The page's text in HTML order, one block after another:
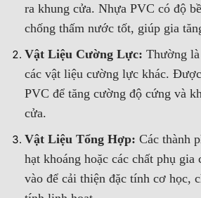
ra khung cửa. Nhựa PVC có độ
chống thấm nước tốt, giúp gia
Vật Liệu Cường Lực: Thường
các vật liệu cường lực khác.
PVC để tăng cường độ cứng và
cửa.
Vật Liệu Tổng Hợp: Các thành
hạt khoáng hoặc các chất phụ gia
vào để cải thiện đặc tính cơ học,